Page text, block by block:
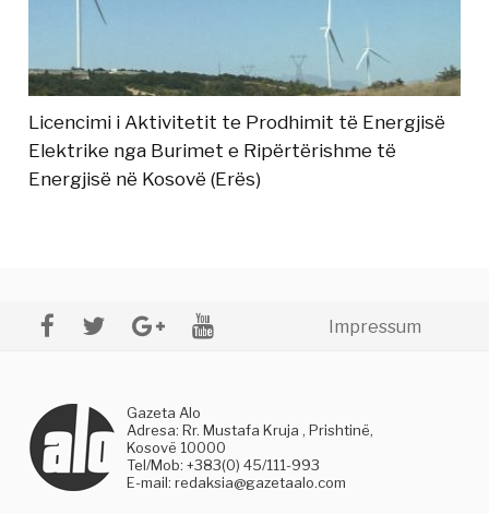
Licencimi i Aktivitetit te Prodhimit të Energjisë
Elektrike nga Burimet e Ripërtërishme të
Energjisë në Kosovë (Erës)
Impressum
Gazeta Alo
Adresa: Rr. Mustafa Kruja , Prishtinë,
Kosovë 10000
Tel/Mob: +383(0) 45/111-993
E-mail:redaksia@gazetaalo.com